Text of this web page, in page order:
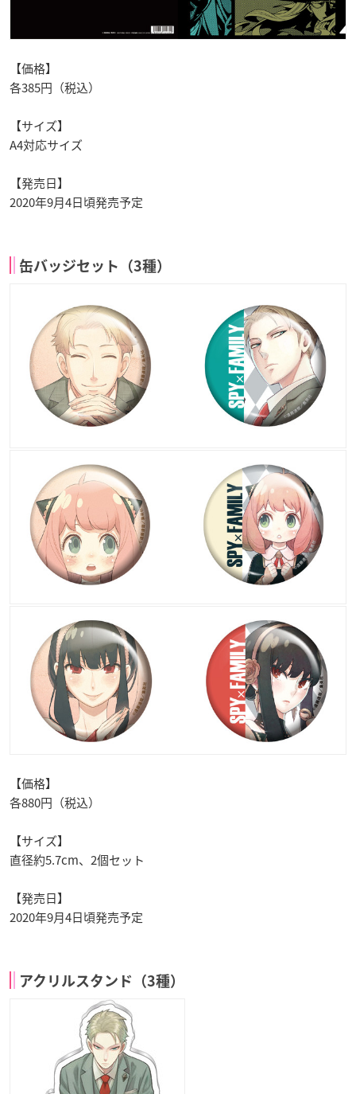
【価格】
各385円（税込）
【サイズ】
A4対応サイズ
【発売日】
2020年9月4日頃発売予定
缶バッジセット（3種）
【価格】
各880円（税込）
【サイズ】
直径約5.7cm、2個セット
【発売日】
2020年9月4日頃発売予定
アクリルスタンド（3種）